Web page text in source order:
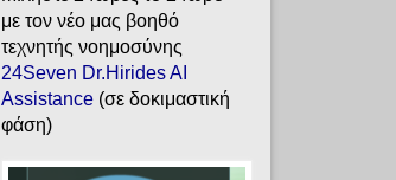
με τον νέο μας βοηθό
τεχνητής νοημοσύνης
24Seven Dr.Hirides AI
Assistance(σε δοκιμαστική
φάση)